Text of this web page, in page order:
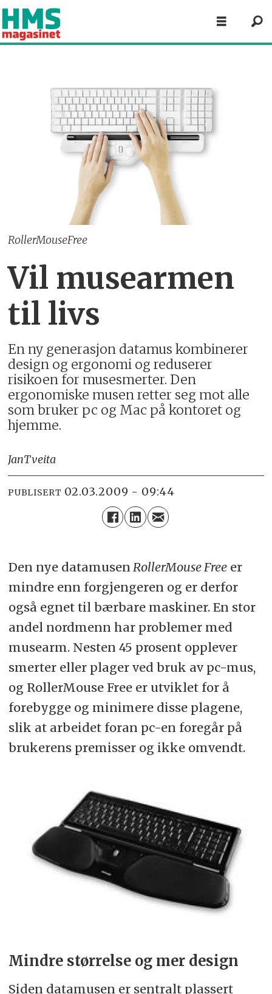
RollerMouseFree
Vil musearmen
til livs
En ny generasjon datamus kombinerer
design og ergonomi og reduserer
risikoen for musesmerter. Den
ergonomiske musen retter seg mot alle
som bruker pc og Mac på kontoret og
hjemme.
JanTveita
PUBLISERT 02.03.2009 - 09:44
Den nye datamusen RollerMouse Freeer
mindre enn forgjengeren og er derfor
også egnet til bærbare maskiner. En stor
andel nordmenn har problemer med
musearm. Nesten 45 prosent opplever
smerter eller plager ved bruk av pc-mus,
og RollerMouse Free er utviklet for å
forebygge og minimere disse plagene,
slik at arbeidet foran pc-en foregår på
brukerens premisser og ikke omvendt.
Mindre størrelse og mer design
Siden datamusen er sentralt plassert